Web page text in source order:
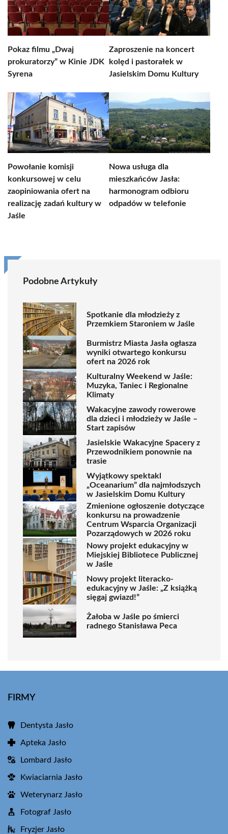
Pokaz filmu „Dwaj
prokuratorzy” w Kinie JDK
Syrena
Zaproszenie na koncert
kolęd i pastorałek w
Jasielskim Domu Kultury
Powołanie komisji
konkursowej w celu
zaopiniowania ofert na
realizację zadań kultury w
Jaśle
Nowa usługa dla
mieszkańców Jasła:
harmonogram odbioru
odpadów w telefonie
Podobne Artykuły
Spotkanie dla młodzieży z
Przemkiem Staroniem w Jaśle
Burmistrz Miasta Jasła ogłasza
wyniki otwartego konkursu
ofert na 2026 rok
Kulturalny Weekend w Jaśle:
Muzyka, Taniec i Regionalne
Klimaty
Wakacyjne zawody rowerowe
dla dzieci i młodzieży w Jaśle –
Start zapisów
Jasielskie Wakacyjne Spacery z
Przewodnikiem ponownie na
trasie
Wyjątkowy spektakl
„Oceanarium” dla najmłodszych
w Jasielskim Domu Kultury
Zmienione ogłoszenie dotyczące
konkursu na prowadzenie
Centrum Wsparcia Organizacji
Pozarządowych w 2026 roku
Nowy projekt edukacyjny w
Miejskiej Bibliotece Publicznej
w Jaśle
Nowy projekt literacko-
edukacyjny w Jaśle: „Z książką
sięgaj gwiazd!”
Żałoba w Jaśle po śmierci
radnego Stanisława Peca
FIRMY
Dentysta Jasło
Apteka Jasło
Lombard Jasło
Kwiaciarnia Jasło
Weterynarz Jasło
Fotograf Jasło
Fryzjer Jasło